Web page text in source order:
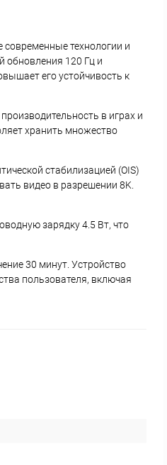
современные технологии и
обновления 120 Гц и
его устойчивость к
в играх и
хранить множество
стабилизацией (OIS)
видео в разрешении 8K.
зарядку 4.5 Вт, что
30 минут. Устройство
пользователя, включая